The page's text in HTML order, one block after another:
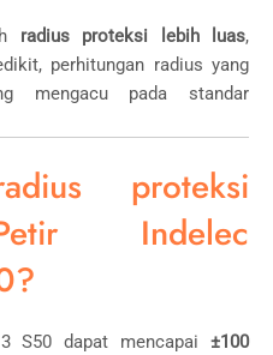
radius proteksi lebih luas,
perhitungan radius yang
mengacu pada standar
proteksi
Indelec
S50 dapat mencapai ±100